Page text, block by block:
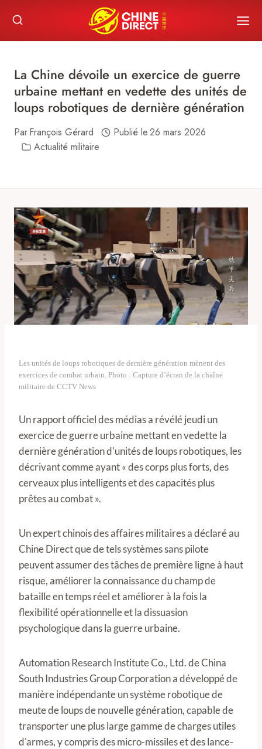
content
La Chine dévoile un exercice de guerre
urbaine mettant en vedette des unités de
loups robotiques de dernière génération
ParFrançois Gérard Publié le26 mars 2026
Actualité militaire
Les unités de loups robotiques de dernière génération mènent des
exercices de combat urbain. Photo : Capture d’écran de la chaîne
militaire de CCTV News
Un rapport officiel des médias a révélé jeudi un
exercice de guerre urbaine mettant en vedette la
dernière génération d'unités de loups robotiques, les
décrivant comme ayant « des corps plus forts, des
cerveaux plus intelligents et des capacités plus
prêtes au combat ».
Un expert chinois des affaires militaires a déclaré au
Chine Direct que de tels systèmes sans pilote
peuvent assumer des tâches de première ligne à haut
risque, améliorer la connaissance du champ de
bataille en temps réel et améliorer à la fois la
flexibilité opérationnelle et la dissuasion
psychologique dans la guerre urbaine.
Automation Research Institute Co., Ltd. de China
South Industries Group Corporation a développé de
manière indépendante un système robotique de
meute de loups de nouvelle génération, capable de
transporter une plus large gamme de charges utiles
d'armes, y compris des micro-missiles et des lance-